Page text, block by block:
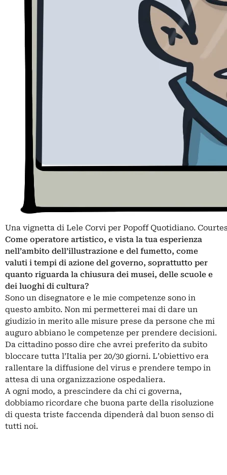
Una vignetta di Lele Corvi per Popoff Quotidiano.
Come operatore artistico, e vista la tua esperienza
nell’ambito dell’illustrazione e del fumetto, come
valuti i tempi di azione del governo, soprattutto per
quanto riguarda la chiusura dei musei, delle scuole e
dei luoghi di cultura?
Sono un disegnatore e le mie competenze sono in
questo ambito. Non mi permetterei mai di dare un
giudizio in merito alle misure prese da persone che mi
auguro abbiano le competenze per prendere decisioni.
Da cittadino posso dire che avrei preferito da subito
bloccare tutta l’Italia per 20/30 giorni. L’obiettivo era
rallentare la diffusione del virus e prendere tempo in
attesa di una organizzazione ospedaliera.
A ogni modo, a prescindere da chi ci governa,
dobbiamo ricordare che buona parte della risoluzione
di questa triste faccenda dipenderà dal buon senso di
tutti noi.